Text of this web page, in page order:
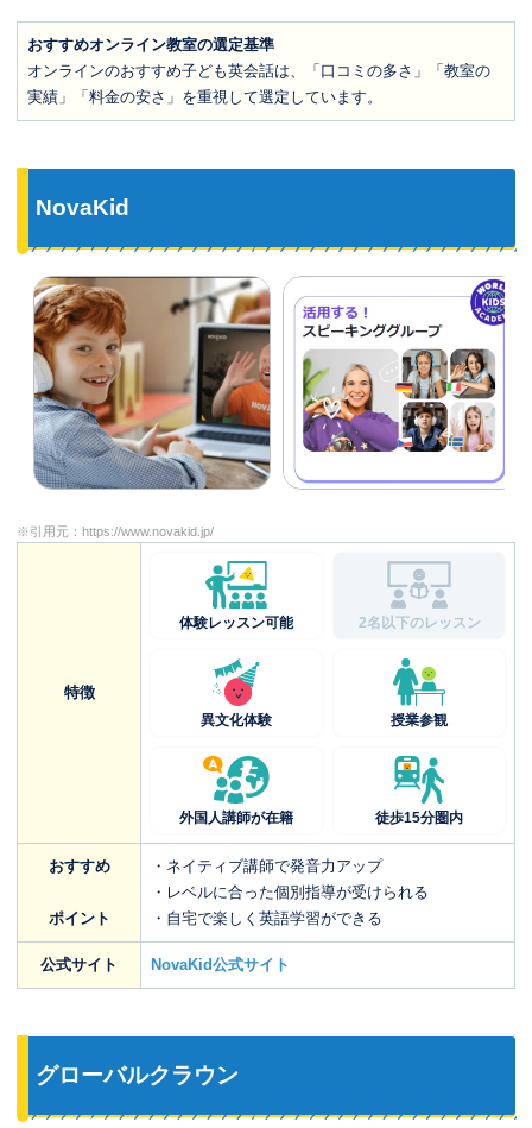
おすすめオンライン教室の選定基準
オンラインのおすすめ子ども英会話は、「口コミの多さ」「教室の
実績」「料金の安さ」を重視して選定しています。
NovaKid
※引用元： https://www.novakid.jp/
特徴
体験レッスン可能 2名以下のレッスン
異文化体験 授業参観
外国人講師が在籍 徒歩15分圏内
おすすめ
ポイント
・ネイティブ講師で発音力アップ
・レベルに合った個別指導が受けられる
・自宅で楽しく英語学習ができる
公式サイト NovaKid公式サイト
グローバルクラウン